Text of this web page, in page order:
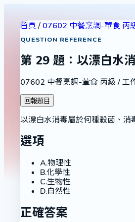
首頁 / 07602 中餐烹調-葷食 丙
QUESTION REFERENCE
第 29 題： 以漂白水
07602 中餐烹調-葷食 丙級 / 工
回報題目
以漂白水消毒屬於何種殺菌、消
選項
A.物理性
B.化學性
C.生物性
D.自然性
正確答案